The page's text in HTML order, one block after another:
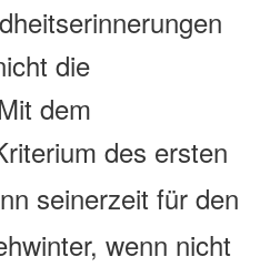
die
dem
des ersten
seinerzeit für den
wenn nicht